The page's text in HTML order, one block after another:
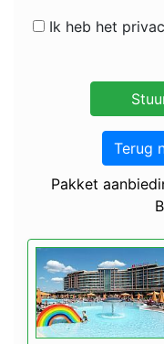
Ik heb het
Terug
Pakket